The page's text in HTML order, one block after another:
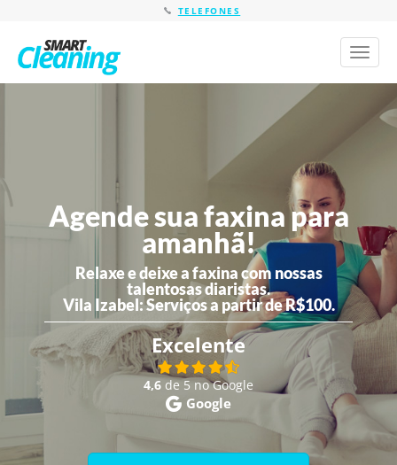
TELEFONES
Toggle
Agende sua faxina para
amanhã!
Relaxe e deixe a faxina com nossas
talentosas diaristas.
Vila Izabel:Serviços a partir de R$100.
Excelente
4,6 de 5 no Google
Google